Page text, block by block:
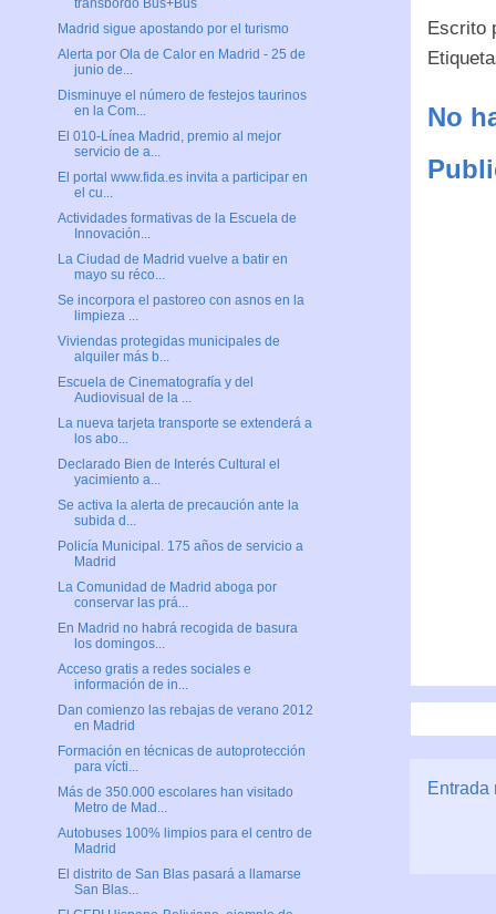
Escrito
No
Entrada
transbordo Bus+Bus
Madrid sigue apostando por el turismo
Alerta por Ola de Calor en Madrid - 25 de
junio de...
Disminuye el número de festejos taurinos
en la Com...
El 010-Línea Madrid, premio al mejor
servicio de a...
El portal www.fida.es invita a participar en
el cu...
Actividades formativas de la Escuela de
Innovación...
La Ciudad de Madrid vuelve a batir en
mayo su réco...
Se incorpora el pastoreo con asnos en la
limpieza ...
Viviendas protegidas municipales de
alquiler más b...
Escuela de Cinematografía y del
Audiovisual de la ...
La nueva tarjeta transporte se extenderá a
los abo...
Declarado Bien de Interés Cultural el
yacimiento a...
Se activa la alerta de precaución ante la
subida d...
Policía Municipal. 175 años de servicio a
Madrid
La Comunidad de Madrid aboga por
conservar las prá...
En Madrid no habrá recogida de basura
los domingos...
Acceso gratis a redes sociales e
información de in...
Dan comienzo las rebajas de verano 2012
en Madrid
Formación en técnicas de autoprotección
para vícti...
Más de 350.000 escolares han visitado
Metro de Mad...
Autobuses 100% limpios para el centro de
Madrid
El distrito de San Blas pasará a llamarse
San Blas...